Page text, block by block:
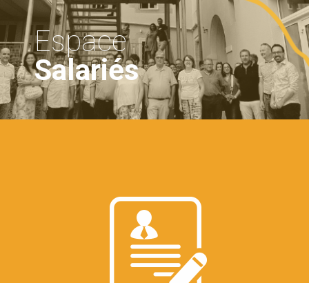
Espace
Salariés